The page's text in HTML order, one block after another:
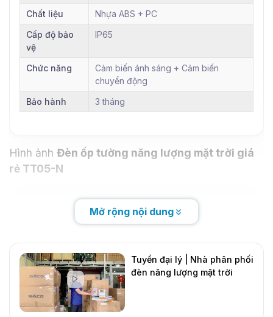
Chất liệu
Nhựa ABS + PC
Cấp độ bảo
vệ
IP65
Chức năng
Cảm biến ánh sáng + Cảm biến
chuyển động
Bảo hành
3 tháng
Hình ảnh Đèn ốp tường năng lượng mặt trời giá
rẻ TT05-N
Mở rộng nội dung
Tuyển đại lý | Nhà phân phối
đèn năng lượng mặt trời